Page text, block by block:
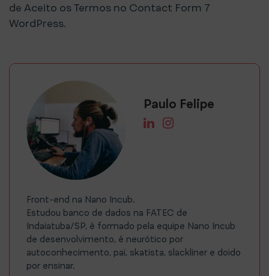
de Aceito os Termos no Contact Form 7
WordPress.
Paulo Felipe
Front-end na Nano Incub.
Estudou banco de dados na FATEC de
Indaiatuba/SP, é formado pela equipe Nano Incub
de desenvolvimento, é neurótico por
autoconhecimento, pai, skatista, slackliner e doido
por ensinar.